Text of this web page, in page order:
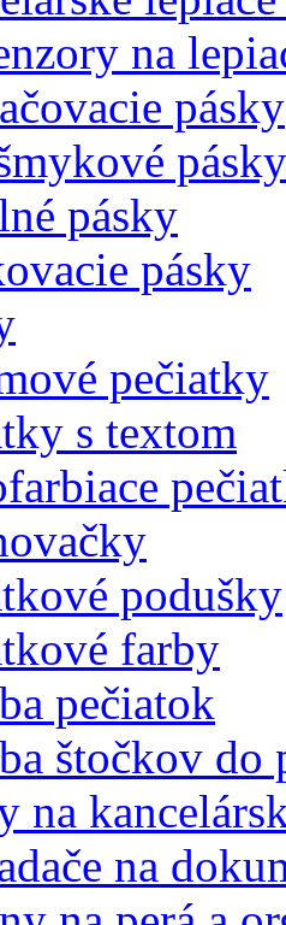
na
pásky
pásky
pásky
pásky
pečiatky
s textom
podušky
farby
pečiatok
štočkov do
na
na